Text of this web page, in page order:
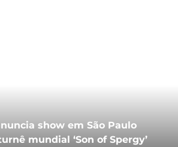
show em São Paulo
mundial ‘Son of Spergy’